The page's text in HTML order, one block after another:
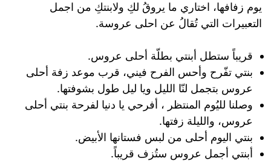
يوم زفافها، اختاري ما يروقُ لكِ ولابنتكِ من اجمل
التعبيرات التي تُقالُ عن احلى عروسة.
قريباً ستطل أبنتي بطلّة أحلى عروس.
بنتي تفّرح وأحس الفرح فيني، قرب موعد زفة أحلى
عروس بتجمل لنّا الليل ويا ليل طول بشوفتها.
وصلنا لليُوم المنتظر ، أفرحي يا دنيا لفرحة بنتي أحلى
عروس، والليلة زفتها.
بنتي اليوم أحلى من لبس فستانها الأبيض.
أبنتي أجمل عروس ستُزف قريباً.